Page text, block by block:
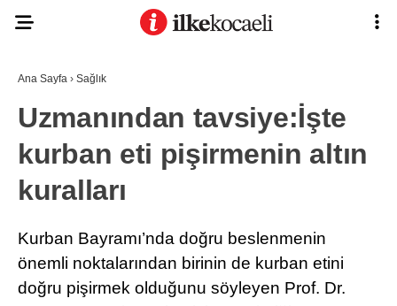
Ana Sayfa › Sağlık
Uzmanından tavsiye:İşte
kurban eti pişirmenin altın
kuralları
Kurban Bayramı’nda doğru beslenmenin
önemli noktalarından birinin de kurban etini
doğru pişirmek olduğunu söyleyen Prof. Dr.